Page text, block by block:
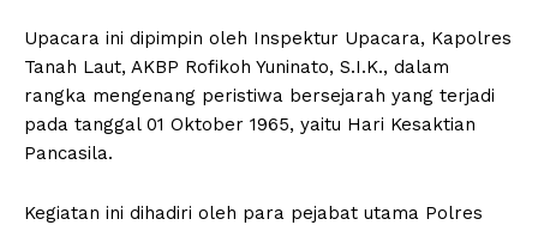
Upacara ini dipimpin oleh Inspektur Upacara, Kapolres
Tanah Laut, AKBP Rofikoh Yuninato, S.I.K., dalam
rangka mengenang peristiwa bersejarah yang terjadi
pada tanggal 01 Oktober 1965, yaitu Hari Kesaktian
Pancasila.
Kegiatan ini dihadiri oleh para pejabat utama Polres